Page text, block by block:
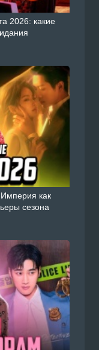
2026: какие
как
сезона